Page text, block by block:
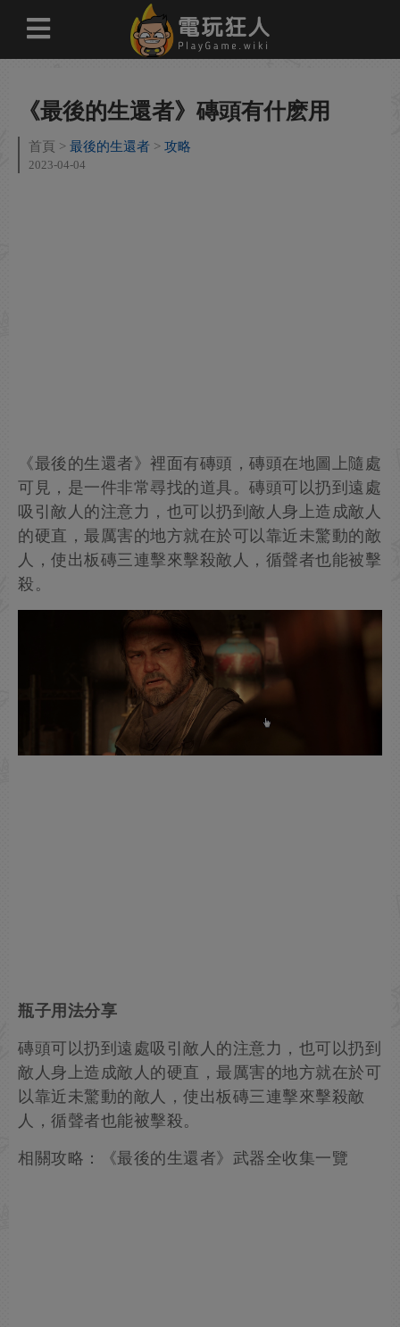
《最後的生還者》磚頭有什麽用
首頁 最後的生還者 攻略
2023-04-04
《最後的生還者》裡面有磚頭，磚頭在地圖上隨處
可見，是一件非常尋找的道具。磚頭可以扔到遠處
吸引敵人的注意力，也可以扔到敵人身上造成敵人
的硬直，最厲害的地方就在於可以靠近未驚動的敵
人，使出板磚三連擊來擊殺敵人，循聲者也能被擊
殺。
瓶子用法分享
磚頭可以扔到遠處吸引敵人的注意力，也可以扔到
敵人身上造成敵人的硬直，最厲害的地方就在於可
以靠近未驚動的敵人，使出板磚三連擊來擊殺敵
人，循聲者也能被擊殺。
相關攻略：《最後的生還者》武器全收集一覽